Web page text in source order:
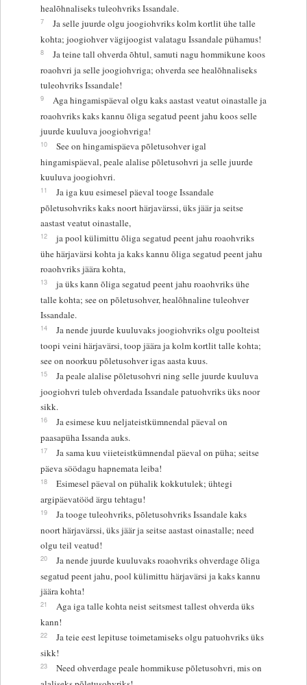
healõhnaliseks tuleohvriks Issandale.
7
Ja selle juurde olgu joogiohvriks kolm kortlit ühe talle
kohta; joogiohver vägijoogist valatagu Issandale pühamus!
8
Ja teine tall ohverda õhtul, samuti nagu hommikune koos
roaohvri ja selle joogiohvriga; ohverda see healõhnaliseks
tuleohvriks Issandale!
9
Aga hingamispäeval olgu kaks aastast veatut oinastalle ja
roaohvriks kaks kannu õliga segatud peent jahu koos selle
juurde kuuluva joogiohvriga!
10
See on hingamispäeva põletusohver igal
hingamispäeval, peale alalise põletusohvri ja selle juurde
kuuluva joogiohvri.
11
Ja iga kuu esimesel päeval tooge Issandale
põletusohvriks kaks noort härjavärssi, üks jäär ja seitse
aastast veatut oinastalle,
12
ja pool külimittu õliga segatud peent jahu roaohvriks
ühe härjavärsi kohta ja kaks kannu õliga segatud peent jahu
roaohvriks jäära kohta,
13
ja üks kann õliga segatud peent jahu roaohvriks ühe
talle kohta; see on põletusohver, healõhnaline tuleohver
Issandale.
14
Ja nende juurde kuuluvaks joogiohvriks olgu poolteist
toopi veini härjavärsi, toop jäära ja kolm kortlit talle kohta;
see on noorkuu põletusohver igas aasta kuus.
15
Ja peale alalise põletusohvri ning selle juurde kuuluva
joogiohvri tuleb ohverdada Issandale patuohvriks üks noor
sikk.
16
Ja esimese kuu neljateistkümnendal päeval on
paasapüha Issanda auks.
17
Ja sama kuu viieteistkümnendal päeval on püha; seitse
päeva söödagu hapnemata leiba!
18
Esimesel päeval on pühalik kokkutulek; ühtegi
argipäevatööd ärgu tehtagu!
19
Ja tooge tuleohvriks, põletusohvriks Issandale kaks
noort härjavärssi, üks jäär ja seitse aastast oinastalle; need
olgu teil veatud!
20
Ja nende juurde kuuluvaks roaohvriks ohverdage õliga
segatud peent jahu, pool külimittu härjavärsi ja kaks kannu
jäära kohta!
21
Aga iga talle kohta neist seitsmest tallest ohverda üks
kann!
22
Ja teie eest lepituse toimetamiseks olgu patuohvriks üks
sikk!
23
Need ohverdage peale hommikuse põletusohvri, mis on